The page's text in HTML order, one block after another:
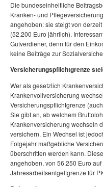
Die bundeseinheitliche
Kranken- und
angehoben: sie steigt von
(52.200 Euro jährlich).
Gutverdiener, denn für den
keine Beiträge zur
Versicherungspflichtgrenze
Wer als gesetzlich
Krankenvollversicherung
Versicherungspflichtgrenze
Sie gibt an, ab welchem
Krankenversicherung wechseln
versichern. Ein Wechsel ist
Folgejahr maßgebliche
überschritten werden kann.
angehoben, von 56.250 Euro
Jahresarbeitsentgeltgrenze für